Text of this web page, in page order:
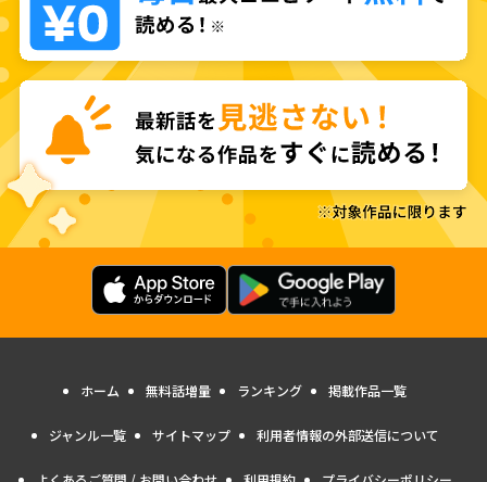
ホーム 無料話増量 ランキング 掲載作品一覧
ジャンル一覧 サイトマップ 利用者情報の外部送信について